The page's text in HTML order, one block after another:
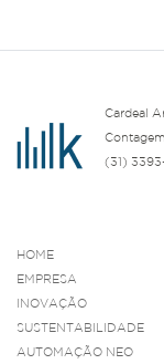
Cardeal
(31)
HOME
EMPRESA
INOVAÇÃO
SUSTENTABILIDADE
AUTOMAÇÃO NEO